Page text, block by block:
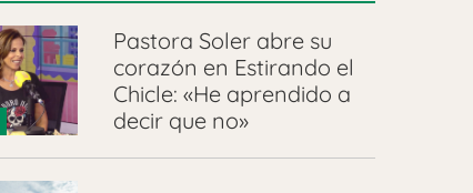
Pastora Soler abre su
corazón en Estirando el
Chicle: «He aprendido a
decir que no»